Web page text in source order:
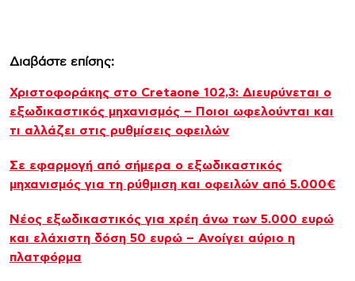
Διαβάστε επίσης:
Χριστοφοράκης στο Cretaone 102,3: Διευρύνεται ο
εξωδικαστικός μηχανισμός – Ποιοι ωφελούνται και
τι αλλάζει στις ρυθμίσεις οφειλών
Σε εφαρμογή από σήμερα ο εξωδικαστικός
μηχανισμός για τη ρύθμιση και οφειλών από 5.000€
Νέος εξωδικαστικός για χρέη άνω των 5.000 ευρώ
και ελάχιστη δόση 50 ευρώ – Ανοίγει αύριο η
πλατφόρμα